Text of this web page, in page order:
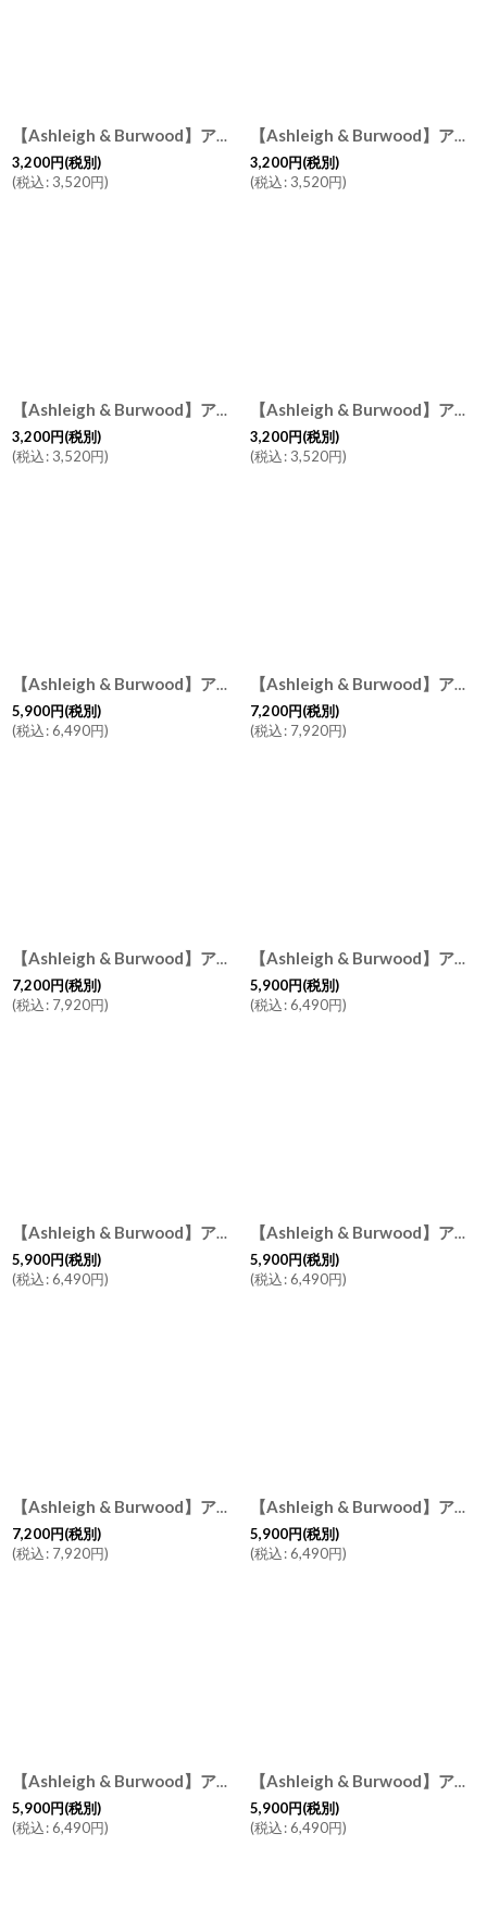
【Ashleigh & Burwood】アシュレイ＆バーウッド 消臭 フレグランスオイル リラクゼーション 500ml Relaxation イギリス製
3,200円(税別)
(税込: 3,520円)
【Ashleigh & Burwood】アシュレイ＆バーウッド フレグランスオイル ピオニー Peony 500ml 消臭 フレグランスランプ イギリス
3,200円(税別)
(税込: 3,520円)
【Ashleigh & Burwood】アシュレイ＆バーウッド 消臭 フレグランスオイル ティーローズ 500ml Tea rose イギリス製
3,200円(税別)
(税込: 3,520円)
【Ashleigh & Burwood】アシュレイ＆バーウッド フレグランスオイル 無香 ニュートラル500ml Neutral イギリス
3,200円(税別)
(税込: 3,520円)
【Ashleigh & Burwood】アシュレイ＆バーウッド フレグランスランプS ルミノシティ Luminosity PFL61H イギリス製
5,900円(税別)
(税込:6,490円)
【Ashleigh & Burwood】アシュレイ＆バーウッド 消臭 フレグランスランプL フェアリーマジック Fairy Magic イギリス製
7,200円(税別)
(税込: 7,920円)
【Ashleigh & Burwood】アシュレイ＆バーウッド 消臭 フレグランスランプL クリスタルシーズ Crystal seas アロマディフューザー ハンドメイド イギリス
7,200円(税別)
(税込: 7,920円)
【Ashleigh & Burwood】アシュレイ＆バーウッド シースケイプ Sea Scape フレグランスランプS 消臭剤 フレグランスランプ イギリス
5,900円(税別)
(税込:6,490円)
【Ashleigh & Burwood】アシュレイ＆バーウッド フェアリーボール Fairy ballフレグランスランプS 消臭剤 フレグランスランプ イギリス
5,900円(税別)
(税込:6,490円)
【Ashleigh & Burwood】アシュレイ＆バーウッド ピーコックフェザー Peacock feather フレグランスランプS 消臭 フレグランスランプ イギリス
5,900円(税別)
(税込:6,490円)
【Ashleigh & Burwood】アシュレイ＆バーウッド 消臭 フレグランスランプL ディープシー Deep Sea ハンドメイド イギリス製
7,200円(税別)
(税込: 7,920円)
【Ashleigh & Burwood】アシュレイ＆バーウッド フレグランスランプS ドロップオブオーシャン Drop of ocean ハンドメイド イギリス製
5,900円(税別)
(税込:6,490円)
【Ashleigh & Burwood】アシュレイ＆バーウッド 消臭 フレグランスランプS リトルデビル Little Devil ハンドメイド イギリス製
5,900円(税別)
(税込:6,490円)
【Ashleigh & Burwood】アシュレイ＆バーウッド 消臭 フレグランスランプS タヒチアンサンセット Tahitian Sunset ハンドメイド イギリス製
5,900円(税別)
(税込:6,490円)